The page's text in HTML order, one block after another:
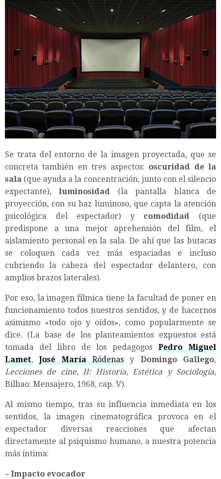
Se trata del entorno de la imagen proyectada, que se
concreta también en tres aspectos: oscuridad de la
sala (que ayuda a la concentración, junto con el silencio
expectante),luminosidad
(la pantalla blanca de
proyección, con su haz luminoso, que capta la atención
psicológica del espectador) y comodidad (que
predispone a una mejor aprehensión del film, el
aislamiento personal en la sala. De ahí que las butacas
se coloquen cada vez más espaciadas e incluso
cubriendo la cabeza del espectador delantero, con
amplios brazos laterales).
Por eso, la imagen fílmica tiene la facultad de poner en
funcionamiento todos nuestros sentidos, y de hacernos
asimismo «todo ojo y oídos», como popularmente se
dice. (La base de los planteamientos expuestos está
tomada del libro de los pedagogosPedro Miguel
Lamet,José María Ródenas y Domingo Gallego,
Lecciones de cine, II: Historia, Estética y Sociología,
Bilbao: Mensajero, 1968, cap. V).
Al mismo tiempo, tras su influencia inmediata en los
sentidos, la imagen cinematográfica provoca en el
espectador diversas reacciones que afectan
directamente al psiquismo humano, a nuestra potencia
más íntima:
– Impacto evocador